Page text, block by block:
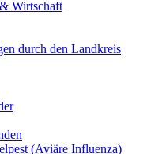
Wirtschaft
durch den Landkreis
(Aviäre Influenza)